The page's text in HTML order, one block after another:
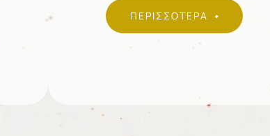
ΠΕΡΙΣΣΟΤΕΡΑ